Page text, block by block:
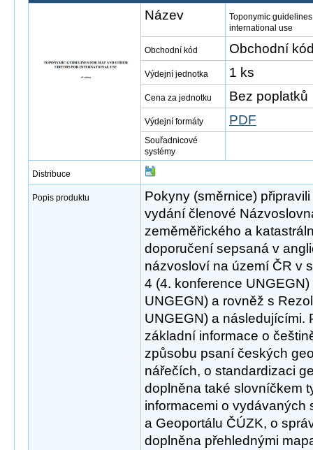
Název
Toponymic
international use
Obchodní kód Obchodní
Výdejní jednotka 1 ks
Cena za jednotku Bez poplatků
Výdejní formáty PDF
Souřadnicové
systémy
Distribuce
Popis produktu
Pokyny (směrnice)
vydání členové
zeměměřického a
doporučení sepsaná v
názvosloví na území ČR v
4 (4. konference
UNGEGN) a rovněž s
UNGEGN) a následujícími.
základní informace o
způsobu psaní českých
nářečích, o standardizaci
doplněna také slovníčkem
informacemi o
a Geoportálu ČÚZK, o
doplněna přehlednými